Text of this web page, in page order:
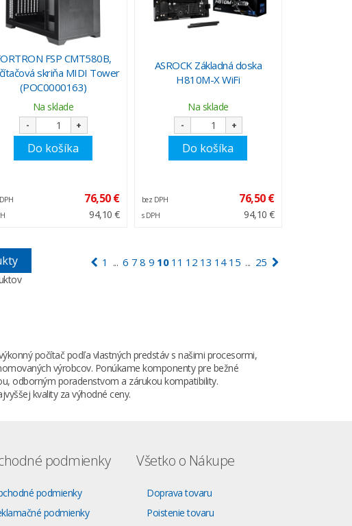
FSP CMT580B,
skriňa MIDI Tower
(POC0000163)
Na sklade
- +
Do košíka
76,50 €
94,10 €
ASROCK Základná doska
H810M-X WiFi
Na sklade
- +
Do košíka
bez DPH 76,50 €
s DPH 94,10 €
1 ... 6 7 8 9 10 11 12 13 14 15 ... 25
počítač podľa vlastných predstáv s našimi procesormi,
výrobcov. Ponúkame komponenty pre bežné
odborným poradenstvom a zárukou kompatibility.
kvality za výhodné ceny.
podmienky
podmienky
podmienky
Všetko o Nákupe
Doprava tovaru
Poistenie tovaru